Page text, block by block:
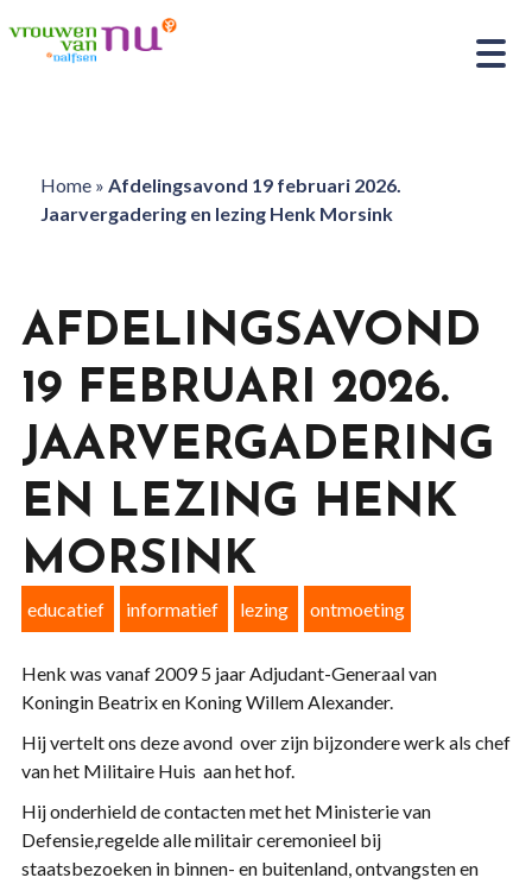
Home» Afdelingsavond 19 februari 2026.
Jaarvergadering en lezing Henk Morsink
AFDELINGSAVOND
19 FEBRUARI 2026.
JAARVERGADERING
EN LEZING HENK
MORSINK
educatief informatief lezing ontmoeting
Henk was vanaf 2009 5 jaar Adjudant-Generaal van
Koningin Beatrix en Koning Willem Alexander.
Hij vertelt ons deze avond over zijn bijzondere werk als chef
van het Militaire Huis aan het hof.
Hij onderhield de contacten met het Ministerie van
Defensie,regelde alle militair ceremonieel bij
staatsbezoeken in binnen- en buitenland, ontvangsten en